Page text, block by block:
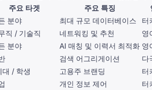
주요 타겟 주요 특징
분야 최대 규모 데이터베이스
터
직 / 기술직 네트워킹 및 추천
영
분야 AI 매칭 및 이력서 최적화 영
검색 어그리게이션
다
대 / 학생 고용주 브랜딩
터
개인 정보 제어
터